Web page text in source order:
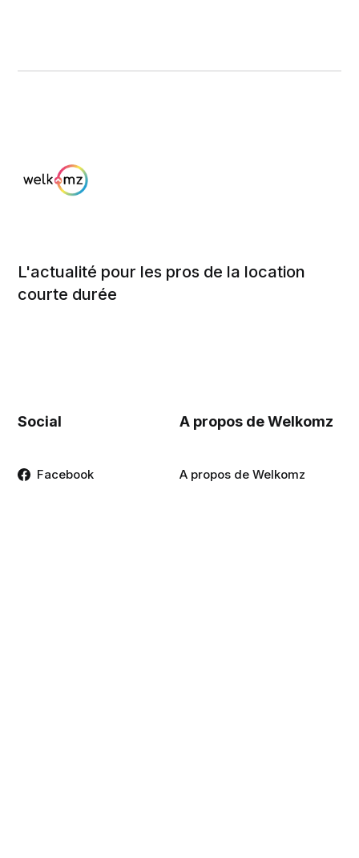
L'actualité pour les pros de la location
courte durée
Social
Facebook
A propos de Welkomz
A propos de Welkomz